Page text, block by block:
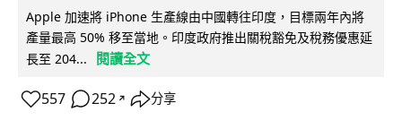
Apple 加速將 iPhone 生產線由中國轉往印度，目標兩年內將
產量最高 50% 移至當地。印度政府推出關稅豁免及稅務優惠延
長至 204...
閱讀全文
557 252 ↗ 分享